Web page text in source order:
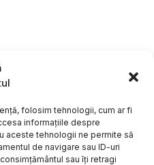
folosim tehnologii, cum ar fi
informațiile despre
aceste tehnologii ne permite să
de navigare sau ID-uri
sau îți retragi